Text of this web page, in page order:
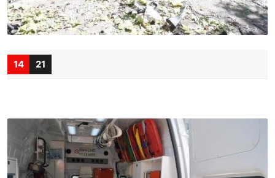
14 21